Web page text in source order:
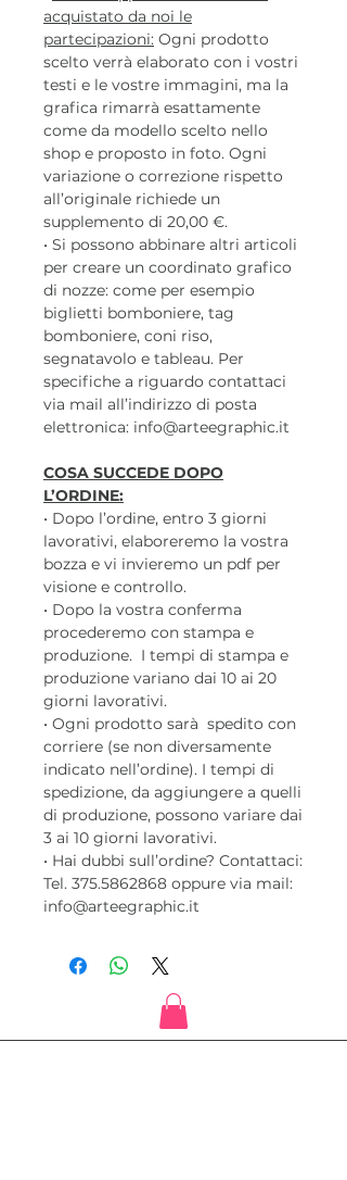
acquistato da noi le
partecipazioni: Ogni prodotto
scelto verrà elaborato con i vostri
testi e le vostre immagini, ma la
grafica rimarrà esattamente
come da modello scelto nello
shop e proposto in foto. Ogni
variazione o correzione rispetto
all’originale richiede un
supplemento di 20,00 €.
• Si possono abbinare altri articoli
per creare un coordinato grafico
di nozze: come per esempio
biglietti bomboniere, tag
bomboniere, coni riso,
segnatavolo e tableau. Per
specifiche a riguardo contattaci
via mail all’indirizzo di posta
elettronica: info@arteegraphic.it
COSA SUCCEDE DOPO
L’ORDINE:
• Dopo l’ordine, entro 3 giorni
lavorativi, elaboreremo la vostra
bozza e vi invieremo un pdf per
visione e controllo.
• Dopo la vostra conferma
procederemo con stampa e
produzione. I tempi di stampa e
produzione variano dai 10 ai 20
giorni lavorativi.
• Ogni prodotto sarà spedito con
corriere (se non diversamente
indicato nell’ordine). I tempi di
spedizione, da aggiungere a quelli
di produzione, possono variare dai
3 ai 10 giorni lavorativi.
• Hai dubbi sull’ordine? Contattaci:
Tel. 375.5862868 oppure via mail:
info@arteegraphic.it